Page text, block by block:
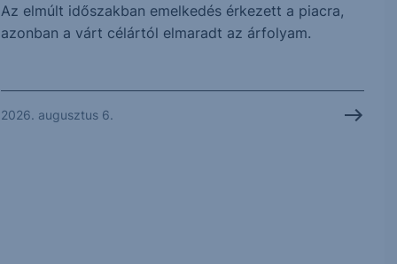
Az elmúlt időszakban emelkedés érkezett a piacra,
azonban a várt célártól elmaradt az árfolyam.
2026. augusztus 6.